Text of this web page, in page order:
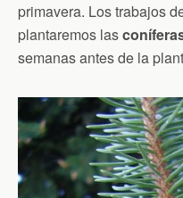
primavera. Los trabajos
plantaremos las
semanas antes de la